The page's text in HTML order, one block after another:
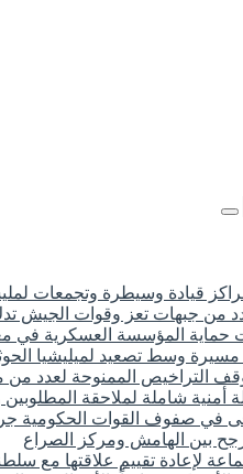
قيادة وسيطرة وتجمعات
من جبهات تعز وقوات الجيش
حماية المؤسسة العسكرية في
وسط تصعيد لميليشيا
التراخيص الممنوحة لعدد من
أمنية شاملة لملاحقة المطلوبين
في صفوف القوات
بين الهامش ومركز الصراع
لإعادة تقييم علاقتها مع